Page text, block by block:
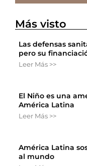
Más visto
Las defensas
pero su
Leer Más >>
El Niño es una
América Latina
Leer Más >>
América Latina
al mundo